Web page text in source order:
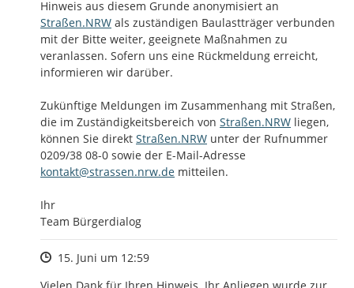
Hinweis aus diesem Grunde anonymisiert an
Straßen.NRW als zuständigen Baulastträger verbunden
mit der Bitte weiter, geeignete Maßnahmen zu
veranlassen. Sofern uns eine Rückmeldung erreicht,
informieren wir darüber.
Zukünftige Meldungen im Zusammenhang mit Straßen,
die im Zuständigkeitsbereich von http://
Straßen.NRW liegen,
können Sie direkt http://
Straßen.NRW unter der Rufnummer
kontakt@strassen.nrw.de mitteilen.
Ihr
Team Bürgerdialog
Zeitpunkt des Erstellens
15. Juni um 12:59